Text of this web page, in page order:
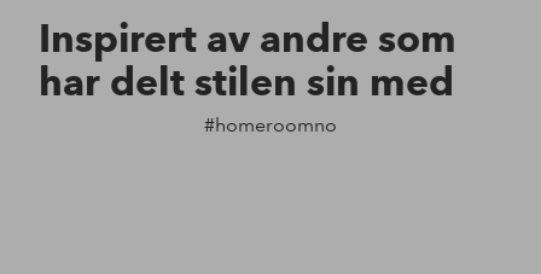
Inspirert av andre som
har delt stilen sin med
#homeroomno